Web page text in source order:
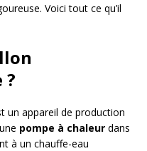
Voici tout ce qu’il
un appareil de production
pompe à chaleur dans
à un chauffe-eau